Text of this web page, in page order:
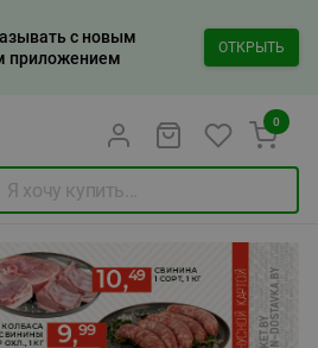
с новым
приложением
ОТКРЫТЬ
0